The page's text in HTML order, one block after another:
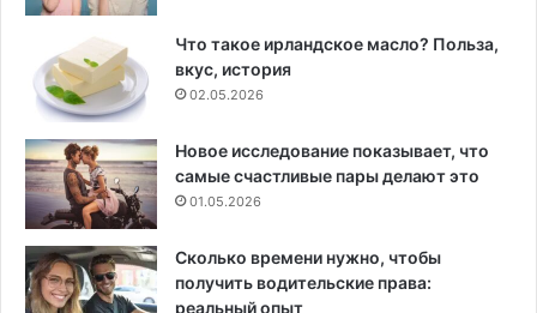
Что такое ирландское масло? Польза,
вкус, история
02.05.2026
Новое исследование показывает, что
самые счастливые пары делают это
01.05.2026
Сколько времени нужно, чтобы
получить водительские права:
реальный опыт